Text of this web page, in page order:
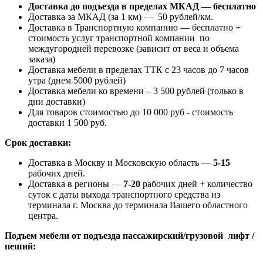
Доставка до подъезда в пределах МКАД — бесплатно
Доставка за МКАД (за 1 км) — 50 рублей/км.
Доставка в Транспортную компанию — бесплатно +
стоимость услуг транспортной компании по
междугородней перевозке (зависит от веса и объема
заказа)
Доставка мебели в пределах ТТК с 23 часов до 7 часов
утра (днем 5000 рублей)
Доставка мебели ко времени – 3 500 рублей (только в
дни доставки)
Для товаров стоимостью до 10 000 руб - стоимость
доставки 1 500 руб.
Срок доставки:
Доставка в Москву и Московскую область — 5-15
рабочих дней.
Доставка в регионы — 7-20 рабочих дней + количество
суток с даты выхода транспортного средства из
терминала г. Москва до терминала Вашего областного
центра.
Подъем мебели от подъезда пассажирский/грузовой лифт /
пеший: